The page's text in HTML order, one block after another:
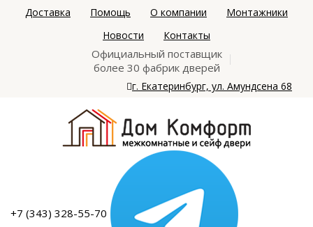
Доставка Помощь О компании
Монтажники
Новости
Контакты
Официальный поставщик
более 30 фабрик дверей
г. Екатеринбург, ул. Амундсена 68
+7 (343) 328-55-70